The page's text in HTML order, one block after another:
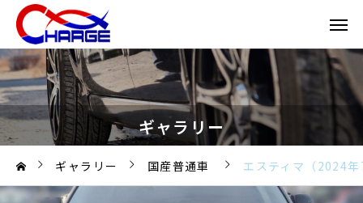
ギャラリー
ギャラリー 国産普通車 エスティマ（2024